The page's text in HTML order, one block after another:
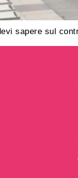
sapere sul